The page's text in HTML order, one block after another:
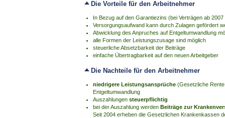
Die Vorteile für den Arbeitnehmer
In Bezug auf den Garantiezins (bei Verträgen ab
Versorgungsaufwand kann durch Zulagen gefördert
Abwicklung des Anpruches auf Entgeltumwandlung
alle Formen der Leistungszusage sind möglich
steuerliche Absetzbarkeit der Beiträge
einfache Übertragbarkeit auf den neuen Arbeitgeber
Die Nachteile für den Arbeitnehmer
niedrigere Leistungsansprüche (Gesetzliche
Entgeltumwandlung
Auszahlungen steuerpflichtig
bei der Auszahlung werden Beiträge zur
Seit 2004 erheben die Gesetzlichen Krankenkassen